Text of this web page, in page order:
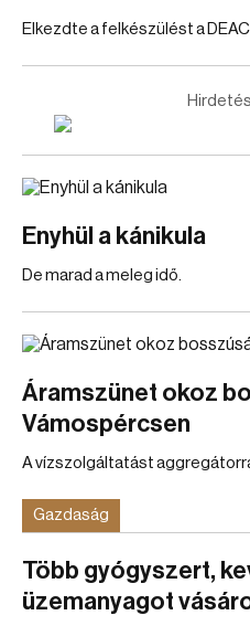
Elkezdte a felkészülést a
Hirdetés
Enyhül a kánikula
De marad a meleg idő.
Áramszünet okoz
Vámospércsen
A vízszolgáltatást
Gazdaság
Több gyógyszert,
üzemanyagot